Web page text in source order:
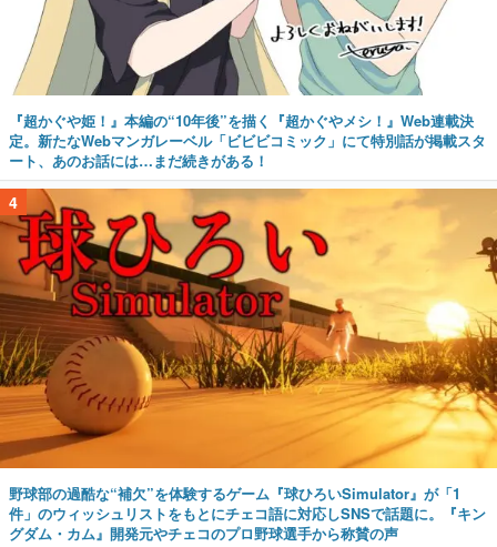
『超かぐや姫！』本編の“10年後”を描く『超かぐやメシ！』Web連載決
定。新たなWebマンガレーベル「ビビビコミック」にて特別話が掲載スタ
ート、あのお話には…まだ続きがある！
4
野球部の過酷な“補欠”を体験するゲーム『球ひろいSimulator』が「1
件」のウィッシュリストをもとにチェコ語に対応しSNSで話題に。『キン
グダム・カム』開発元やチェコのプロ野球選手から称賛の声